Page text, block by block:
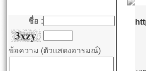
ชื่อ :
ข้อความ (ตัวแสดงอารมณ์)